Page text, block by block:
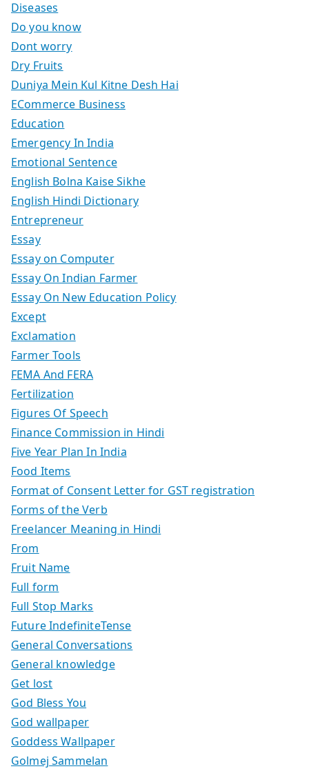
Diseases
Do you know
Dont worry
Dry Fruits
Duniya Mein Kul Kitne Desh Hai
ECommerce Business
Education
Emergency In India
Emotional Sentence
English Bolna Kaise Sikhe
English Hindi Dictionary
Entrepreneur
Essay
Essay on Computer
Essay On Indian Farmer
Essay On New Education Policy
Except
Exclamation
Farmer Tools
FEMA And FERA
Fertilization
Figures Of Speech
Finance Commission in Hindi
Five Year Plan In India
Food Items
Format of Consent Letter for GST registration
Forms of the Verb
Freelancer Meaning in Hindi
From
Fruit Name
Full form
Full Stop Marks
Future IndefiniteTense
General Conversations
General knowledge
Get lost
God Bless You
God wallpaper
Goddess Wallpaper
Golmej Sammelan